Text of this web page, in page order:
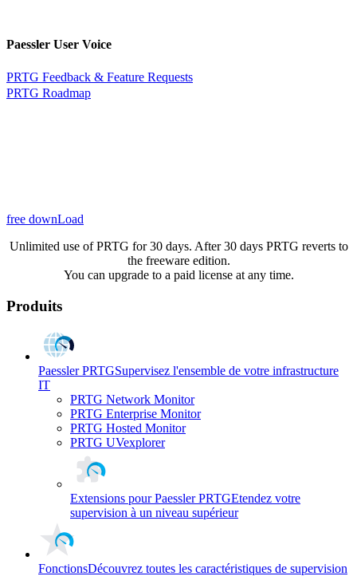
Paessler User Voice
PRTG Feedback & Feature Requests
PRTG Roadmap
free downLoad
Unlimited use of PRTG for 30 days. After 30 days PRTG reverts to
the freeware edition.
You can upgrade to a paid license at any time.
Produits
Paessler PRTGSupervisez l'ensemble de votre infrastructure
IT
PRTG Network Monitor
PRTG Enterprise Monitor
PRTG Hosted Monitor
PRTG UVexplorer
Extensions pour Paessler PRTGEtendez votre
supervision à un niveau supérieur
FonctionsDécouvrez toutes les caractéristiques de supervision